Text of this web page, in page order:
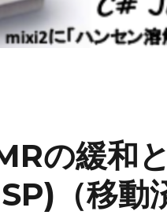
の緩和
（移動